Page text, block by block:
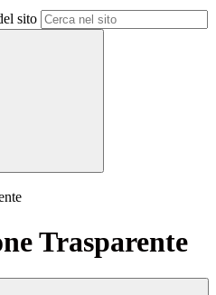
sito
Trasparente